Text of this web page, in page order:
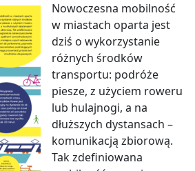
Nowoczesna mobilność
w miastach oparta jest
dziś o wykorzystanie
różnych środków
transportu: podróże
piesze, z użyciem roweru
lub hulajnogi, a na
dłuższych dystansach –
komunikacją zbiorową.
Tak zdefiniowana